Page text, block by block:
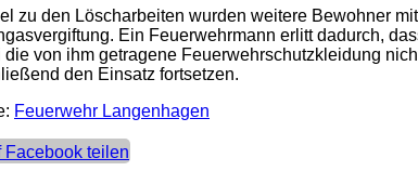
zu den Löscharbeiten wurden weitere Bewohner
Ein Feuerwehrmann erlitt dadurch,
die von ihm getragene Feuerwehrschutzkleidung
den Einsatz fortsetzen.
Feuerwehr Langenhagen
Facebook teilen